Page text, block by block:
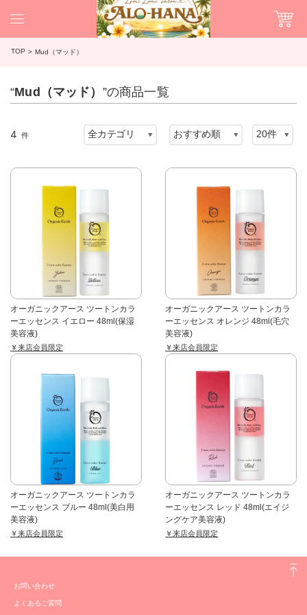
TOP Mud（マッド）
“Mud（マッド） ”の商品一覧
4 件
オーガニックアース ツートンカラ
ーエッセンス イエロー 48ml(保湿
美容液)
￥来店会員限定
オーガニックアース ツートンカラ
ーエッセンス オレンジ 48ml(毛穴
美容液)
￥来店会員限定
オーガニックアース ツートンカラ
ーエッセンス ブルー 48ml(美白用
美容液)
￥来店会員限定
オーガニックアース ツートンカラ
ーエッセンス レッド 48ml(エイジ
ングケア美容液)
￥来店会員限定
お問い合わせ
よくあるご質問